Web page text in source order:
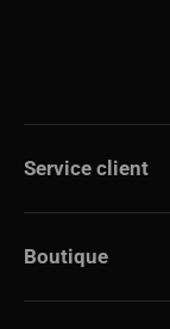
Service client
Boutique